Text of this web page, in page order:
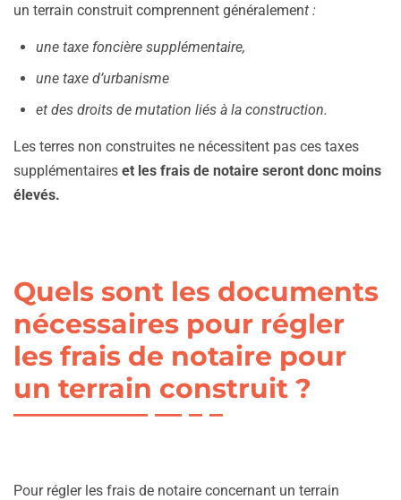
un terrain construit comprennent généralement :
une taxe foncière supplémentaire,
une taxe d’urbanisme
et des droits de mutation liés à la construction.
Les terres non construites ne nécessitent pas ces taxes
supplémentaires et les frais de notaire seront donc moins
élevés.
Quels sont les documents
nécessaires pour régler
les frais de notaire pour
un terrain construit ?
Pour régler les frais de notaire concernant un terrain